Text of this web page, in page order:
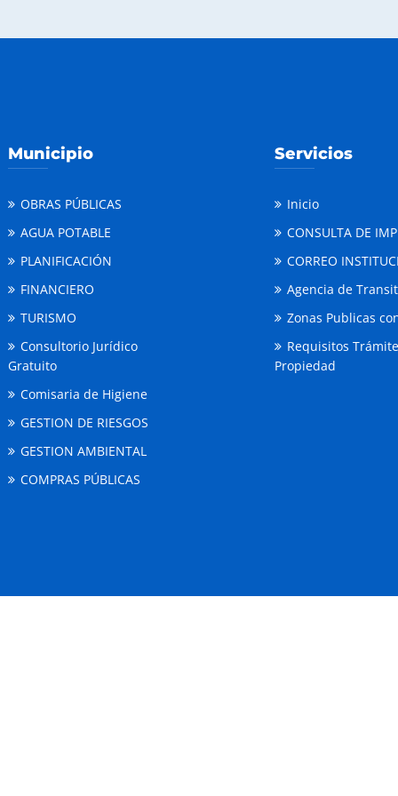
Municipio
OBRAS PÚBLICAS
AGUA POTABLE
PLANIFICACIÓN
FINANCIERO
TURISMO
Consultorio Jurídico
Gratuito
Comisaria de Higiene
GESTION DE RIESGOS
GESTION AMBIENTAL
COMPRAS PÚBLICAS
Servicios
Inicio
CONSULTA DE
CORREO
Agencia de
Zonas Publicas
Requisitos
Propiedad